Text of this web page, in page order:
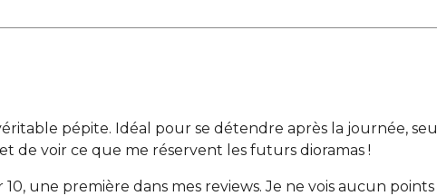
pépite. Idéal pour se détendre après la journée,
de voir ce que me réservent les futurs dioramas !
10, une première dans mes reviews. Je ne vois aucun